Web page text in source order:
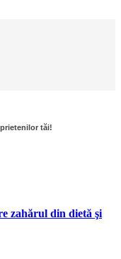
zahărul din dietă şi